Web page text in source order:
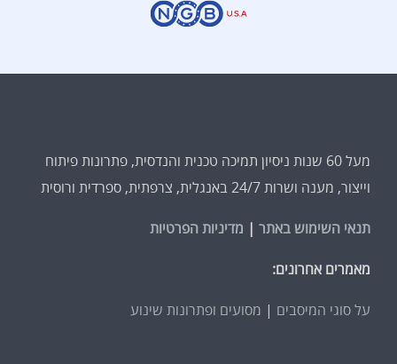
מעל 60 שנות ניסיון תמיכה טכנית והנדסית, פתרונות פיתוח
וייצור, מענה ושרות 24/7 באנגלית, צרפתית, ספרדית ורוסית
תנאי השימוש באתר | מדיניות הפרטיות
מאמרים אחרונים:
על סוגי המיסבים | מסועים ופתרונות שינוע